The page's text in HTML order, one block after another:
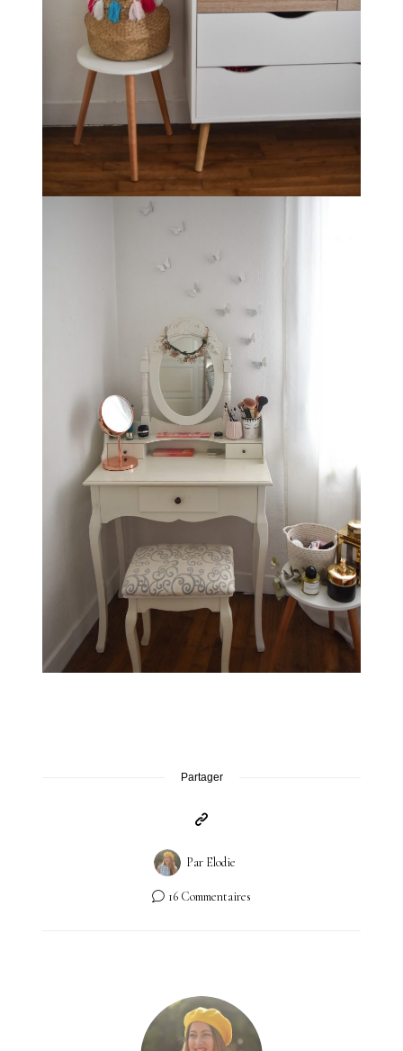
Partager
Par Elodie
16 Commentaires